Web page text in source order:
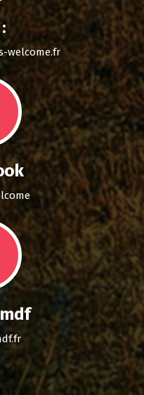
welcome.fr